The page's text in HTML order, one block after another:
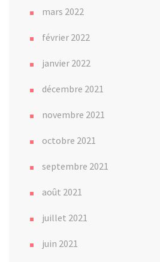
mars 2022
février 2022
janvier 2022
décembre 2021
novembre 2021
octobre 2021
septembre 2021
août 2021
juillet 2021
juin 2021